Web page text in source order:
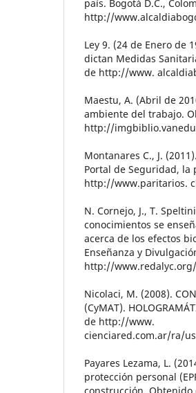
país. Bogotá D.C.,
http://
Ley 9. (24 de Enero de
dictan Medidas
de http://www.
Maestu, A. (Abril de
ambiente del trabajo.
http://
Montanares C., J.
Portal de Seguridad, la
http://www.paritarios.
N. Cornejo, J., T.
conocimientos se
acerca de los efectos
Enseñanza y
http://
Nicolaci, M. (2008).
(CyMAT).
de http://www.
cienciared.com.ar/ra/
Payares Lezama, L.
protección personal